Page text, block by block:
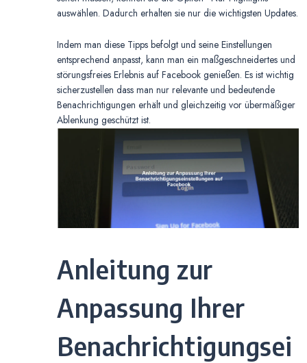
auswählen. Dadurch erhalten sie nur die wichtigsten Updates.
Indem man diese Tipps befolgt und seine Einstellungen
entsprechend anpasst, kann man ein maßgeschneidertes und
störungsfreies Erlebnis auf Facebook genießen. Es ist wichtig
sicherzustellen dass man nur relevante und bedeutende
Benachrichtigungen erhält und gleichzeitig vor übermäßiger
Ablenkung geschützt ist.
Anleitung zur
Anpassung Ihrer
Benachrichtigungsei